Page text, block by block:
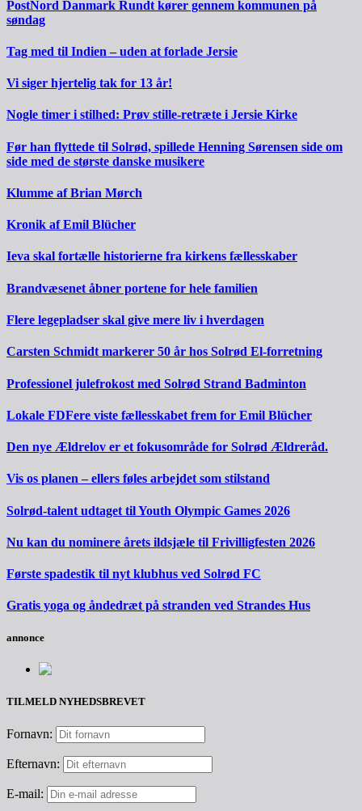
PostNord Danmark Rundt kører gennem kommunen på
søndag
Tag med til Indien – uden at forlade Jersie
Vi siger hjertelig tak for 13 år!
Nogle timer i stilhed: Prøv stille-retræte i Jersie Kirke
Før han flyttede til Solrød, spillede Henning Sørensen side om
side med de største danske musikere
Klumme af Brian Mørch
Kronik af Emil Blücher
Ieva skal fortælle historierne fra kirkens fællesskaber
Brandvæsenet åbner portene for hele familien
Flere legepladser skal give mere liv i hverdagen
Carsten Schmidt markerer 50 år hos Solrød El-forretning
Professionel julefrokost med Solrød Strand Badminton
Lokale FDFere viste fællesskabet frem for Emil Blücher
Den nye Ældrelov er et fokusområde for Solrød Ældreråd.
Vis os planen – ellers føles arbejdet som stilstand
Solrød-talent udtaget til Youth Olympic Games 2026
Nu kan du nominere årets ildsjæle til Frivilligfesten 2026
Første spadestik til nyt klubhus ved Solrød FC
Gratis yoga og åndedræt på stranden ved Strandes Hus
annonce
TILMELD NYHEDSBREVET
Fornavn:
Efternavn:
E-mail: